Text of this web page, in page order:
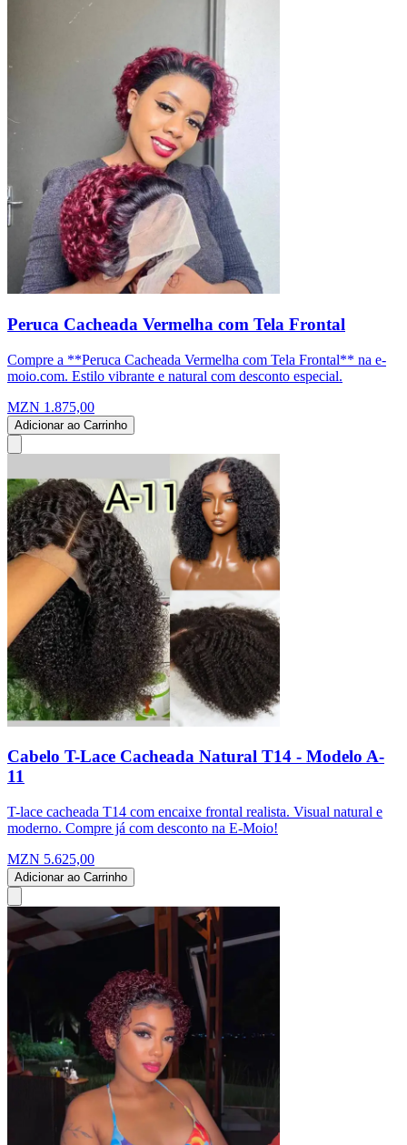
Peruca Cacheada Vermelha com Tela Frontal
Compre a **Peruca Cacheada Vermelha com Tela Frontal** na e-
moio.com. Estilo vibrante e natural com desconto especial.
MZN 1.875,00
Adicionar ao Carrinho
Cabelo T-Lace Cacheada Natural T14 - Modelo A-
11
T-lace cacheada T14 com encaixe frontal realista. Visual natural e
moderno. Compre já com desconto na E-Moio!
MZN 5.625,00
Adicionar ao Carrinho